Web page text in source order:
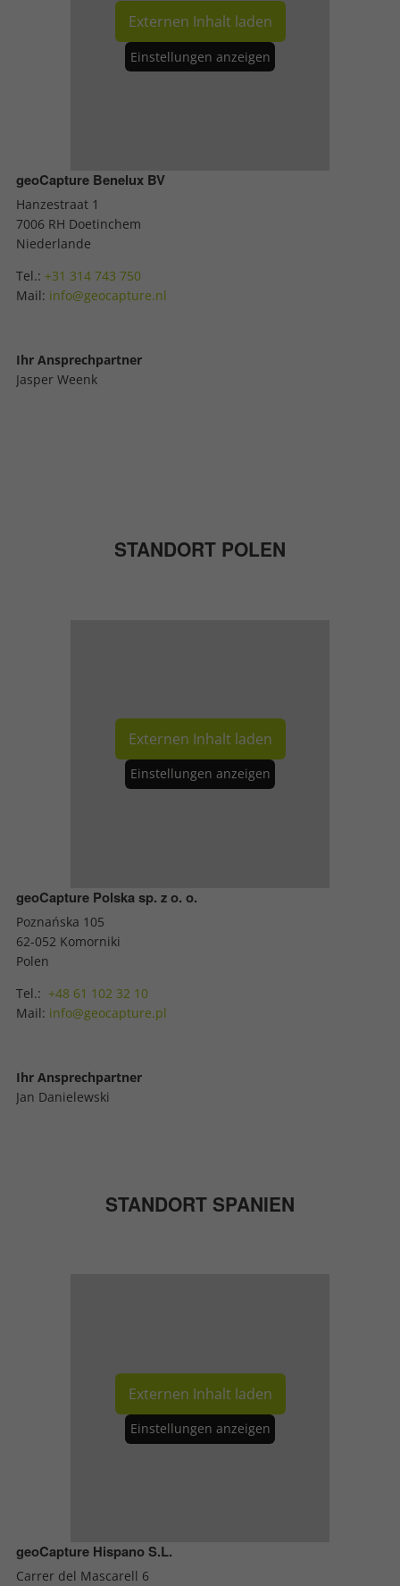
Externen Inhalt laden
Einstellungen anzeigen
geoCapture Benelux BV
Hanzestraat 1
7006 RH Doetinchem
Niederlande
Tel.: +31 314 743 750
Mail: info@geocapture.nl
Ihr Ansprechpartner
Jasper Weenk
STANDORT POLEN
Externen Inhalt laden
Einstellungen anzeigen
geoCapture Polska sp. z o. o.
Poznańska 105
62-052 Komorniki
Polen
Tel.: +48 61 102 32 10
Mail: info@geocapture.pl
Ihr Ansprechpartner
Jan Danielewski
STANDORT SPANIEN
Externen Inhalt laden
Einstellungen anzeigen
geoCapture Hispano S.L.
Carrer del Mascarell 6